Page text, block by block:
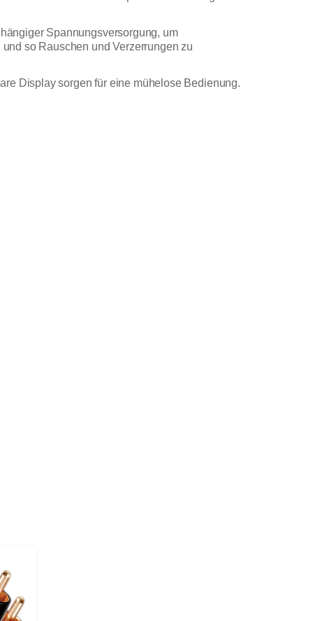
Spannungsversorgung, um
so Rauschen und Verzerrungen zu
Display sorgen für eine mühelose Bedienung.